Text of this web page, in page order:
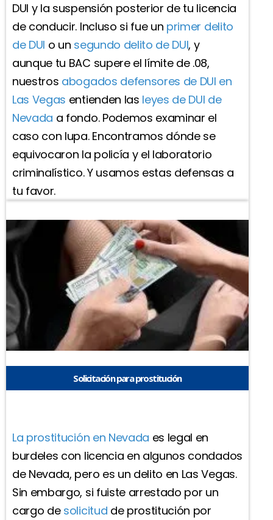
DUI y la suspensión posterior de tu licencia
de conducir. Incluso si fue un primer delito
de DUI o un segundo delito de DUI, y
aunque tu BAC supere el límite de .08,
nuestros abogados defensores de DUI en
Las Vegas entienden las leyes de DUI de
Nevada a fondo. Podemos examinar el
caso con lupa. Encontramos dónde se
equivocaron la policía y el laboratorio
criminalístico. Y usamos estas defensas a
tu favor.
Solicitación para prostitución
La prostitución en Nevada es legal en
burdeles con licencia en algunos condados
de Nevada, pero es un delito en Las Vegas.
Sin embargo, si fuiste arrestado por un
cargo de solicitud de prostitución por